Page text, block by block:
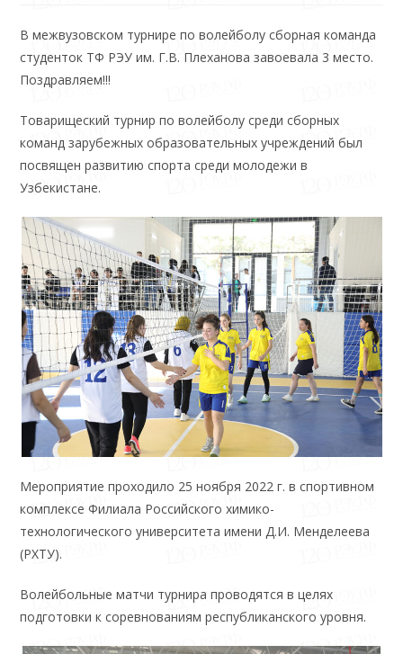
В межвузовском турнире по волейболу сборная команда
студенток ТФ РЭУ им. Г.В. Плеханова завоевала 3 место.
Поздравляем!!!
Товарищеский турнир по волейболу среди сборных
команд зарубежных образовательных учреждений был
посвящен развитию спорта среди молодежи в
Узбекистане.
Мероприятие проходило 25 ноября 2022 г. в спортивном
комплексе Филиала Российского химико-
технологического университета имени Д.И. Менделеева
(РХТУ).
Волейбольные матчи турнира проводятся в целях
подготовки к соревнованиям республиканского уровня.